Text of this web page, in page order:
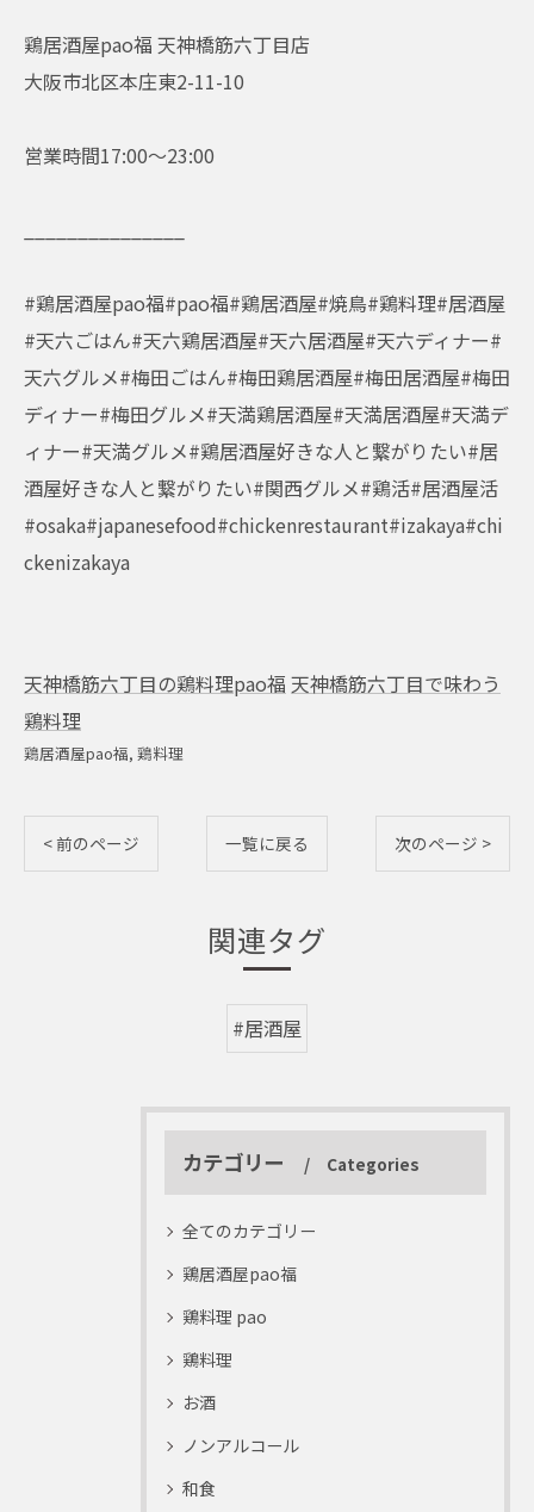
鶏居酒屋pao福 天神橋筋六丁目店
大阪市北区本庄東2-11-10
営業時間17:00〜23:00
#鶏居酒屋pao福#pao福#鶏居酒屋#焼鳥#鶏料理#居酒屋
#天六ごはん#天六鶏居酒屋#天六居酒屋#天六ディナー#
天六グルメ#梅田ごはん#梅田鶏居酒屋#梅田居酒屋#梅田
ディナー#梅田グルメ#天満鶏居酒屋#天満居酒屋#天満デ
ィナー#天満グルメ#鶏居酒屋好きな人と繋がりたい#居
酒屋好きな人と繋がりたい#関西グルメ#鶏活#居酒屋活
#osaka#japanesefood#chickenrestaurant#izakaya#chi
ckenizakaya
天神橋筋六丁目の鶏料理pao福 天神橋筋六丁目で味わう
鶏料理
鶏居酒屋pao福 鶏料理
< 前のページ 一覧に戻る 次のページ >
関連タグ
#居酒屋
カテゴリー Categories
全てのカテゴリー
鶏居酒屋pao福
鶏料理 pao
鶏料理
お酒
ノンアルコール
和食